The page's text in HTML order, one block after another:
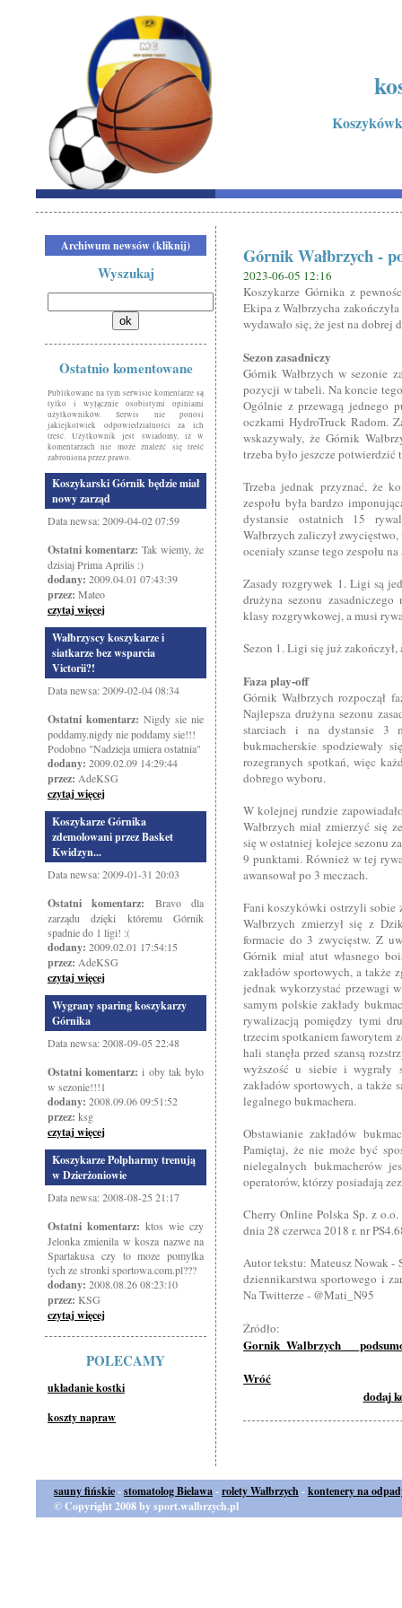
Archiwum newsów (kliknij)
Wyszukaj
Ostatnio komentowane
Publikowane na tym serwisie komentarze są
tylko i wyłącznie osobistymi opiniami
użytkowników. Serwis nie ponosi
jakiejkolwiek odpowiedzialności za ich
treść. Użytkownik jest świadomy, iż w
komentarzach nie może znaleźć się treść
zabroniona przez prawo.
Koszykarski Górnik będzie miał
nowy zarząd
Data newsa: 2009-04-02 07:59
Ostatni komentarz: Tak wiemy, że
dzisiaj Prima Aprilis :)
dodany: 2009.04.01 07:43:39
przez: Mateo
czytaj więcej
Wałbrzyscy koszykarze i
siatkarze bez wsparcia
Victorii?!
Data newsa: 2009-02-04 08:34
Ostatni komentarz: Nigdy sie nie
poddamy.nigdy nie poddamy sie!!!
Podobno "Nadzieja umiera ostatnia"
dodany: 2009.02.09 14:29:44
przez: AdeKSG
czytaj więcej
Koszykarze Górnika
zdemolowani przez Basket
Kwidzyn...
Data newsa: 2009-01-31 20:03
Ostatni komentarz: Bravo dla
zarządu dzięki któremu Górnik
spadnie do 1 ligi! :(
dodany: 2009.02.01 17:54:15
przez: AdeKSG
czytaj więcej
Wygrany sparing koszykarzy
Górnika
Data newsa: 2008-09-05 22:48
Ostatni komentarz: i oby tak bylo
w sezonie!!!1
dodany: 2008.09.06 09:51:52
przez: ksg
czytaj więcej
Koszykarze Polpharmy trenują
w Dzierżoniowie
Data newsa: 2008-08-25 21:17
Ostatni komentarz: ktos wie czy
Jelonka zmienila w kosza nazwe na
Spartakusa czy to moze pomylka
tych ze stronki sportowa.com.pl???
dodany: 2008.08.26 08:23:10
przez: KSG
czytaj więcej
POLECAMY
układanie kostki
koszty napraw
Górnik Wałbrzych -
2023-06-05 12:16
Koszykarze Górnika z
Ekipa z Wałbrzycha
wydawało się, że jest na dobrej
Sezon zasadniczy
Górnik Wałbrzych w sezonie
pozycji w tabeli. Na koncie
Ogólnie z przewagą jednego
oczkami HydroTruck Radom.
wskazywały, że Górnik
trzeba było jeszcze potwierdzić
Trzeba jednak przyznać, że
zespołu była bardzo
dystansie ostatnich 15
Wałbrzych zaliczył
oceniały szanse tego zespołu na
Zasady rozgrywek 1. Ligi są
drużyna sezonu
klasy rozgrywkowej, a musi
Sezon 1. Ligi się już
Faza play-off
Górnik Wałbrzych rozpoczął
Najlepsza drużyna sezonu
starciach i na dystansie 3
bukmacherskie spodziewały
rozegranych spotkań, więc
dobrego wyboru.
W kolejnej rundzie
Wałbrzych miał zmierzyć się
się w ostatniej kolejce sezonu
9 punktami. Również w tej
awansował po 3 meczach.
Fani koszykówki ostrzyli sobie
Wałbrzych zmierzył się z
formacie do 3 zwycięstw. Z
Górnik miał atut własnego
zakładów sportowych, a także
jednak wykorzystać przewagi
samym polskie zakłady
rywalizacją pomiędzy tymi
trzecim spotkaniem faworytem
hali stanęła przed szansą
wyższość u siebie i wygrały
zakładów sportowych, a także
legalnego bukmachera.
Obstawianie zakładów
Pamiętaj, że nie może być
nielegalnych bukmacherów
operatorów, którzy posiadają
Cherry Online Polska Sp. z
dnia 28 czerwca 2018 r. nr
Autor tekstu: Mateusz Nowak -
dziennikarstwa sportowego i
Na Twitterze - @Mati_N95
Wróć
dodaj
sauny fińskie-stomatolog Bielawa-rolety Wałbrzych-kontenery na
© Copyright 2008 by sport.walbrzych.pl